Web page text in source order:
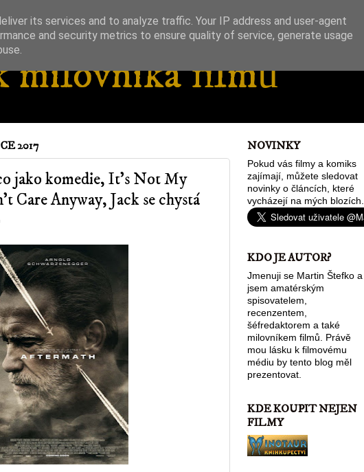
milovníka filmů
2017
jako komedie, It's Not My
Care Anyway, Jack se chystá
NOVINKY
Pokud vás filmy a komiks
zajímají, můžete sledovat
novinky o článcích, které
vycházejí na mých blozích.
KDO JE AUTOR?
Jmenuji se Martin Štefko a
jsem amatérským
spisovatelem,
recenzentem,
šéfredaktorem a také
milovníkem filmů. Právě
mou lásku k filmovému
médiu by tento blog měl
prezentovat.
KDE KOUPIT NEJEN
FILMY
its services and to analyze traffic. Your IP address and user-agent
and security metrics to ensure quality of service, generate usage